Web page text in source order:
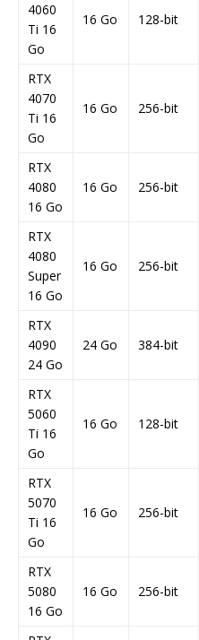
4060
Ti 16
Go
16 Go 128-bit
RTX
4070
Ti 16
Go
16 Go 256-bit
RTX
4080
16 Go
16 Go 256-bit
RTX
4080
Super
16 Go
16 Go 256-bit
RTX
4090
24 Go
24 Go 384-bit
RTX
5060
Ti 16
Go
16 Go 128-bit
RTX
5070
Ti 16
Go
16 Go 256-bit
RTX
5080
16 Go
16 Go 256-bit